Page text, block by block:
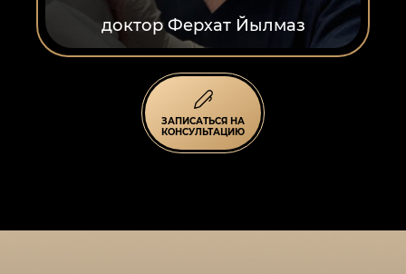
доктор Ферхат Йылмаз
ЗАПИСАТЬСЯ НА
КОНСУЛЬТАЦИЮ